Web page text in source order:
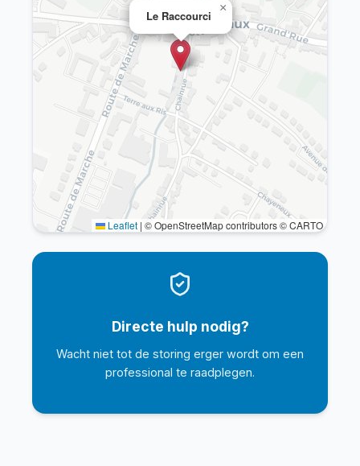
Le Raccourci
×
Leaflet | © OpenStreetMap contributors © CARTO
Directe hulp nodig?
Wacht niet tot de storing erger wordt om een
professional te raadplegen.